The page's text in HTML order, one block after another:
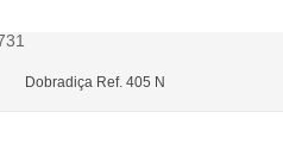
Dobradiça Ref. 405 N